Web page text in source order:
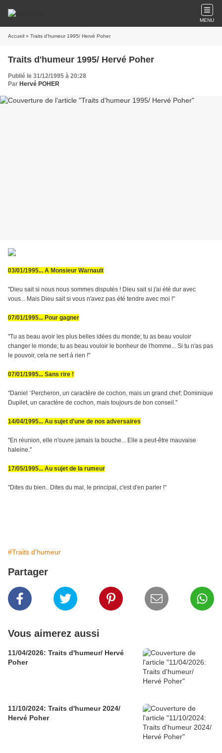
MENU
Accueil » Traits d'humeur 1995/ Hervé Poher
Traits d'humeur 1995/ Hervé Poher
Publié le 31/12/1995 à 20:28
Par Hervé POHER
03/01/1995... A Monsieur Warnault
"Dieu sait si nous nous sommes disputés ! Dieu sait si j'ai été dur avec
vous... Mais Dieu sait si vous n'avez pas été tendre avec moi !"
07/01/1995... Pour gagner
"Tu as beau avoir les plus belles idées du monde; tu as beau vouloir
changer le monde; tu as beau vouloir le bonheur de l'homme... Si tu n'as pas
le pouvoir, cela ne sert à rien !"
07/01/1995... Sans rire !
"Daniel ¨Percheron, un caractère de cochon, mais un grand chef; Dominique
Dupilet, un caractère de cochon, mais toujours de bon conseil."
14/04/1995... Au sujet d'une de nos adversaires
"En réunion, elle n'ouvre jamais la bouche... Elle a peut-être mauvaise
haleine."
17/05/1995... Au sujet de la rumeur
"Dites du bien.. Dites du mal, le principal, c'est d'en parler !"
#Traits d'humeur
Partager
Vous aimerez aussi
11/04/2026: Traits d'humeur/ Hervé
Poher
11/10/2024: Traits d'humeur 2024/
Hervé Poher